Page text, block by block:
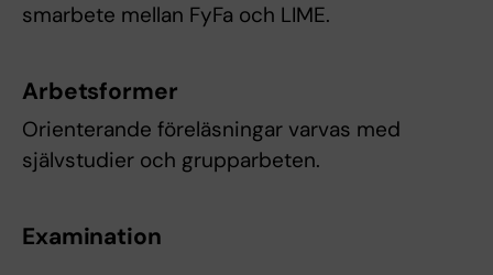
smarbete mellan FyFa och LIME.
Arbetsformer
Orienterande föreläsningar varvas med
självstudier och grupparbeten.
Examination